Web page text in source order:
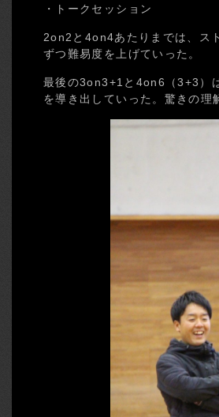
・トークセッション
2on2と4on4あたりまでは、ス
ずつ難易度を上げていった。
最後の3on3+1と4on6（3+3）
を導き出していった。驚きの理